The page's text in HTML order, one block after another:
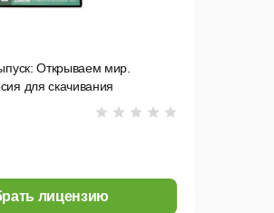
Открываем мир.
для скачивания
лицензию